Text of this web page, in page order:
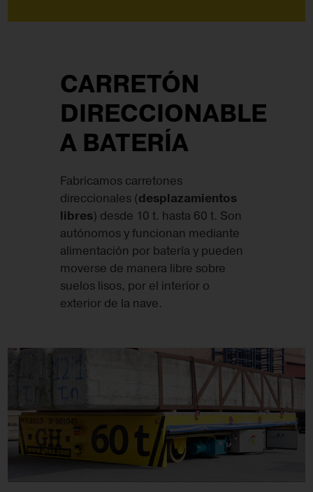
CARRETÓN
DIRECCIONABLE
A BATERÍA
Fabricamos carretones
direccionales (desplazamientos
libres) desde 10 t. hasta 60 t. Son
autónomos y funcionan mediante
alimentación por batería y pueden
moverse de manera libre sobre
suelos lisos, por el interior o
exterior de la nave.